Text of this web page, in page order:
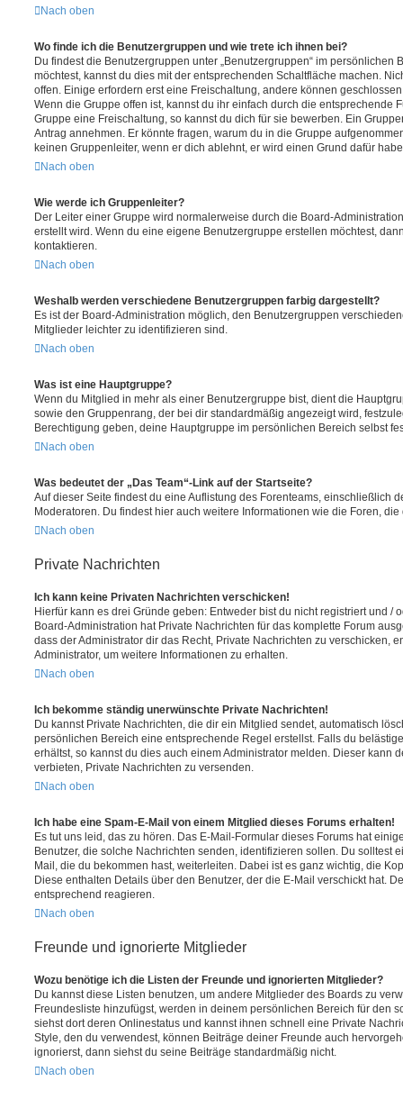
Nach oben
Wo finde ich die Benutzergruppen und wie trete ich ihnen bei?
Du findest die Benutzergruppen unter „Benutzergruppen“ im persönlichen
möchtest, kannst du dies mit der entsprechenden Schaltfläche machen.
offen. Einige erfordern erst eine Freischaltung, andere können
Wenn die Gruppe offen ist, kannst du ihr einfach durch die entsprechende
Gruppe eine Freischaltung, so kannst du dich für sie bewerben. Ein
Antrag annehmen. Er könnte fragen, warum du in die Gruppe
keinen Gruppenleiter, wenn er dich ablehnt, er wird einen Grund dafür
Nach oben
Wie werde ich Gruppenleiter?
Der Leiter einer Gruppe wird normalerweise durch die Board-
erstellt wird. Wenn du eine eigene Benutzergruppe erstellen möchtest,
kontaktieren.
Nach oben
Weshalb werden verschiedene Benutzergruppen farbig dargestellt?
Es ist der Board-Administration möglich, den Benutzergruppen
Mitglieder leichter zu identifizieren sind.
Nach oben
Was ist eine Hauptgruppe?
Wenn du Mitglied in mehr als einer Benutzergruppe bist, dient die
sowie den Gruppenrang, der bei dir standardmäßig angezeigt wird,
Berechtigung geben, deine Hauptgruppe im persönlichen Bereich selbst
Nach oben
Was bedeutet der „Das Team“-Link auf der Startseite?
Auf dieser Seite findest du eine Auflistung des Forenteams, einschließlich
Moderatoren. Du findest hier auch weitere Informationen wie die Foren,
Nach oben
Private Nachrichten
Ich kann keine Privaten Nachrichten verschicken!
Hierfür kann es drei Gründe geben: Entweder bist du nicht registriert und /
Board-Administration hat Private Nachrichten für das komplette Forum
dass der Administrator dir das Recht, Private Nachrichten zu verschicken,
Administrator, um weitere Informationen zu erhalten.
Nach oben
Ich bekomme ständig unerwünschte Private Nachrichten!
Du kannst Private Nachrichten, die dir ein Mitglied sendet, automatisch
persönlichen Bereich eine entsprechende Regel erstellst. Falls du
erhältst, so kannst du dies auch einem Administrator melden. Dieser kann
verbieten, Private Nachrichten zu versenden.
Nach oben
Ich habe eine Spam-E-Mail von einem Mitglied dieses Forums erhalten!
Es tut uns leid, das zu hören. Das E-Mail-Formular dieses Forums hat
Benutzer, die solche Nachrichten senden, identifizieren sollen. Du solltest
Mail, die du bekommen hast, weiterleiten. Dabei ist es ganz wichtig, die
Diese enthalten Details über den Benutzer, der die E-Mail verschickt hat.
entsprechend reagieren.
Nach oben
Freunde und ignorierte Mitglieder
Wozu benötige ich die Listen der Freunde und ignorierten Mitglieder?
Du kannst diese Listen benutzen, um andere Mitglieder des Boards zu
Freundesliste hinzufügst, werden in deinem persönlichen Bereich für den
siehst dort deren Onlinestatus und kannst ihnen schnell eine Private
Style, den du verwendest, können Beiträge deiner Freunde auch
ignorierst, dann siehst du seine Beiträge standardmäßig nicht.
Nach oben